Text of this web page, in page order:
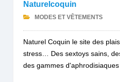
Naturelcoquin
MODES ET VÊTEMENTS
Naturel Coquin le site des
stress… Des sextoys sains,
des gammes d'aphrodisiaques